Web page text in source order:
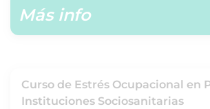
Más info
Curso de Estrés Ocupacional en
Instituciones Sociosanitarias